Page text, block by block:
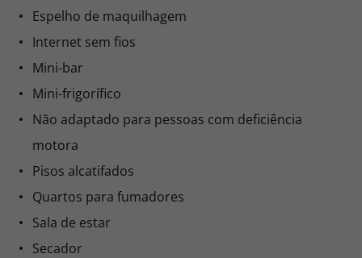
Espelho de maquilhagem
Internet sem fios
Mini-bar
Mini-frigorífico
Não adaptado para pessoas com deficiência
motora
Pisos alcatifados
Quartos para fumadores
Sala de estar
Secador